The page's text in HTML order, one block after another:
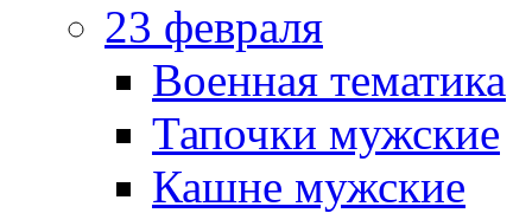
23 февраля
Военная тематика
Тапочки мужские
Кашне мужские